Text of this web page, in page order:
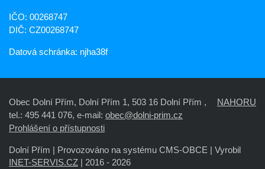
IČO: 00268747
DIČ: CZ00268747
Datová schránka: njha38f
NAHORU
Obec Dolní Přím, Dolní Přím 1, 503 16 Dolní Přím ,
tel.: 495 441 076, e-mail: obec@dolni-prim.cz
Prohlášení o přístupnosti
Dolní Přím | Provozováno na systému CMS-OBCE | Vyrobil
INET-SERVIS.CZ | 2016 - 2026